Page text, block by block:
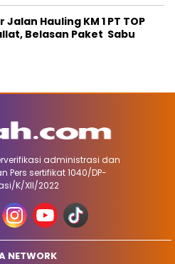
Hauling KM 1 PT TOP
Belasan Paket Sabu
administrasi dan
Pers sertifikat 1040/DP-
K/XII/2022
NETWORK